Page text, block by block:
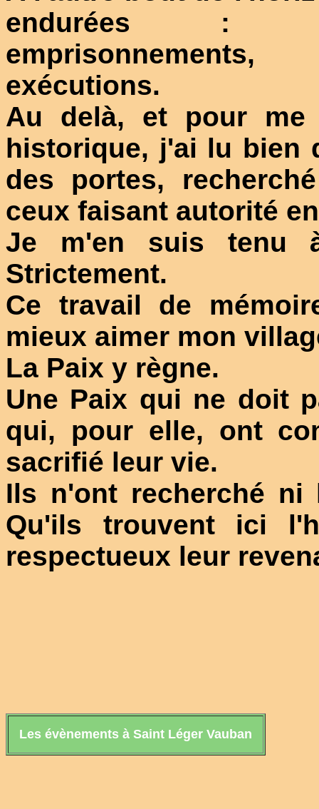
endurées :
exécutions.
Au delà, et pour
historique, j'ai lu bien
des portes,
ceux faisant autorité
Je m'en suis tenu
Strictement.
Ce travail de
mieux aimer mon
La Paix y règne.
Une Paix qui ne doit
qui, pour elle, ont
sacrifié leur vie.
Ils n'ont recherché ni
Qu'ils trouvent ici
respectueux leur
Les évènements à Saint Léger Vauban